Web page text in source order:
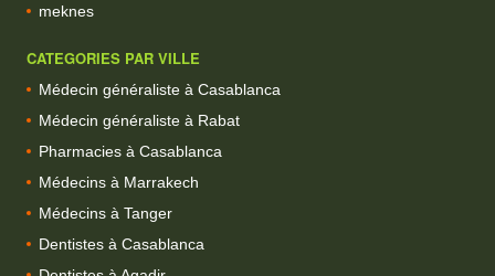
meknes
CATEGORIES PAR VILLE
Médecin généraliste à Casablanca
Médecin généraliste à Rabat
Pharmacies à Casablanca
Médecins à Marrakech
Médecins à Tanger
Dentistes à Casablanca